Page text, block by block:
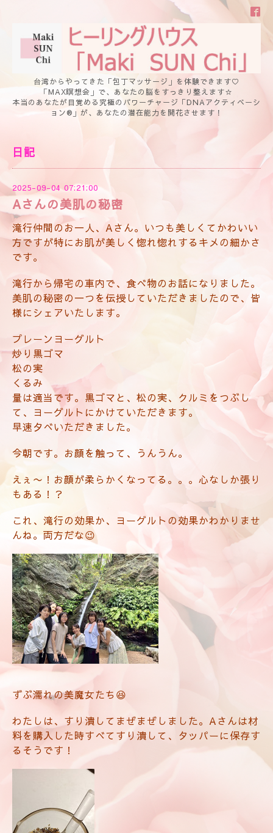
台湾からやってきた「包丁マッサージ」を体験できます♡
「MAX瞑想会」で、あなたの脳をすっきり整えます☆
本当のあなたが目覚める究極のパワーチャージ「DNAアクティベーシ
ョン®」が、あなたの潜在能力を開花させます！
日記
2025-09-04 07:21:00
Aさんの美肌の秘密
滝行仲間のお一人、Aさん。いつも美しくてかわいい
方ですが特にお肌が美しく惚れ惚れするキメの細かさ
です。
滝行から帰宅の車内で、食べ物のお話になりました。
美肌の秘密の一つを伝授していただきましたので、皆
様にシェアいたします。
プレーンヨーグルト
炒り黒ゴマ
松の実
くるみ
量は適当です。黒ゴマと、松の実、クルミをつぶし
て、ヨーグルトにかけていただきます。
早速夕べいただきました。
今朝です。お顔を触って、
うんうん。
えぇ〜！ お顔が柔らかくなってる。。。心なしか張り
もある！？
これ、滝行の効果か、ヨーグルトの効果かわかりませ
んね。両方だな😉
ずぶ濡れの美魔女たち😆
わたしは、すり潰してまぜまぜしました。Aさんは材
料を購入した時すべてすり潰して、タッパーに保存す
るそうです！